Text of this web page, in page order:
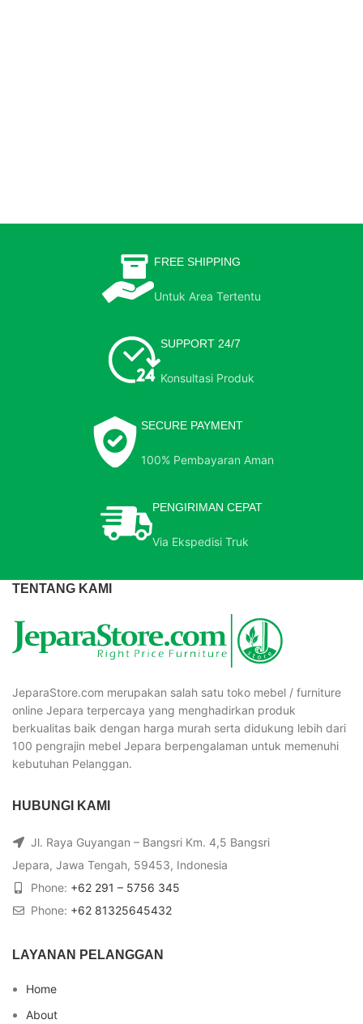
FREE SHIPPING
Untuk Area Tertentu
SUPPORT 24/7
Konsultasi Produk
SECURE PAYMENT
100% Pembayaran Aman
PENGIRIMAN CEPAT
Via Ekspedisi Truk
TENTANG KAMI
JeparaStore.com merupakan salah satu toko mebel / furniture
online Jepara terpercaya yang menghadirkan produk
berkualitas baik dengan harga murah serta didukung lebih dari
100 pengrajin mebel Jepara berpengalaman untuk memenuhi
kebutuhan Pelanggan.
HUBUNGI KAMI
Jl. Raya Guyangan – Bangsri Km. 4,5 Bangsri
Jepara, Jawa Tengah, 59453, Indonesia
Phone: +62 291 – 5756 345
Phone: +62 81325645432
LAYANAN PELANGGAN
Home
About